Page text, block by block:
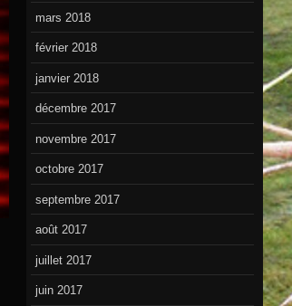
mars 2018
février 2018
janvier 2018
décembre 2017
novembre 2017
octobre 2017
septembre 2017
août 2017
juillet 2017
juin 2017